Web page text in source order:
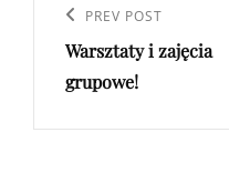
wpisu
Previous
Post
PREV POST
Warsztaty i zajęcia
grupowe!